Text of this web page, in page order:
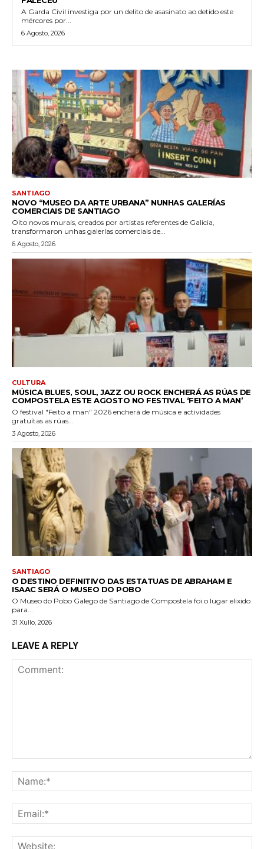
A Garda Civil investiga por un delito de asasinato ao detido este
mércores por...
6 Agosto, 2026
SANTIAGO
NOVO “MUSEO DA ARTE URBANA” NUNHAS GALERÍAS
COMERCIAIS DE SANTIAGO
Oito novos murais, creados por artistas referentes de Galicia,
transformaron unhas galerías comerciais de...
6 Agosto, 2026
CULTURA
MÚSICA BLUES, SOUL, JAZZ OU ROCK ENCHERÁ AS RÚAS DE
COMPOSTELA ESTE AGOSTO NO FESTIVAL ‘FEITO A MAN’
O festival "Feito a man" 2026 encherá de música e actividades
gratuítas as rúas...
3 Agosto, 2026
SANTIAGO
O DESTINO DEFINITIVO DAS ESTATUAS DE ABRAHAM E
ISAAC SERÁ O MUSEO DO POBO
O Museo do Pobo Galego de Santiago de Compostela foi o lugar elixido
para...
31 Xullo, 2026
LEAVE A REPLY